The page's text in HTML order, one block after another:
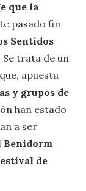
que la
pasado fin
Sentidos
Se trata de un
que, apuesta
y grupos de
han estado
a ser
Benidorm
de